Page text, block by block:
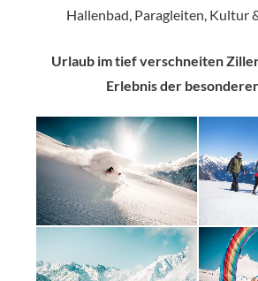
Hallenbad, Paragleiten, Kultur
Urlaub im tief verschneiten
Erlebnis der